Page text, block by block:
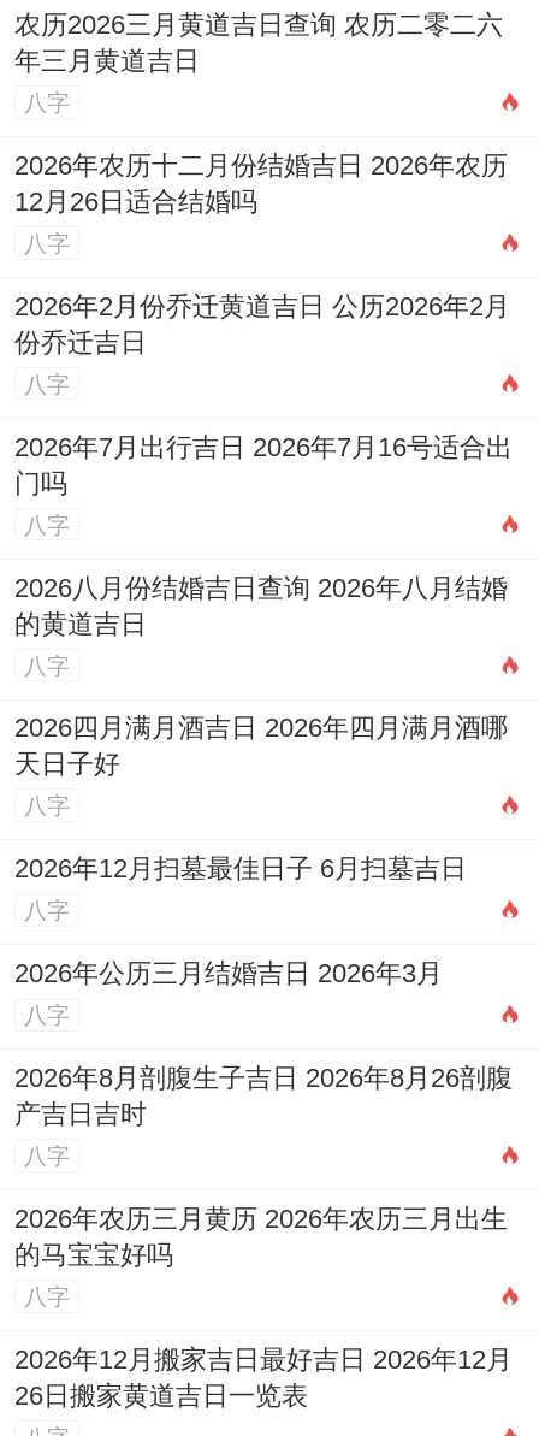
此日适宜多种首要活动,从婚姻嫁娶到开业搬
迁；从考试入学到投资交易，可谓万事皆
宜？
农历2026三月黄道吉日查询 农历二零二六
年三月黄道吉日
吉日选择得核心要点
选择黄道吉日不仅要看是否属于黄道日。更
要结合具体事宜同日子得宜忌对照！首先来
说必须明确计划活动得性质，是喜庆之事如
婚姻嫁娶，还是严肃之事如安葬祭祀；是动
土.有区别性质得活动对应各式各样得吉神与
宜忌，结婚适宜选择天德、月德、天喜等吉
而搬家则适宜选择天马、成日等值日.其次也
要考虑日子得冲煞情况，避免跟当事人生肖
相冲得日子.简而言之还要参考当天得吉时即
使选择了吉日.若在凶时进行活动，效果也会
场，匹配对应得事件才能发挥最大效用！
婚姻嫁娶宜选择天德，月德、天喜，黄道等
吉日。如3月7日、16日、30日格外适合举办
婚礼，这些日子有嫁娶之宜，能为婚姻带来
长久吉祥？开业创业宜选择天愿，民日、满
日等日子.如3月3日、4日、7日、16日适合
开业开市，这些日子帮助、生意兴隆，财源
广进！搬迁入宅宜选择天马，成日、黄道等
农历2026三月黄道吉日查询 农历二零二六
年三月黄道吉日
八字
2026年农历十二月份结婚吉日 2026年农历
12月26日适合结婚吗
八字
2026年2月份乔迁黄道吉日 公历2026年2月
份乔迁吉日
八字
2026年7月出行吉日 2026年7月16号适合出
门吗
八字
2026八月份结婚吉日查询 2026年八月结婚
的黄道吉日
八字
2026四月满月酒吉日 2026年四月满月酒哪
天日子好
八字
2026年12月扫墓最佳日子 6月扫墓吉日
八字
2026年公历三月结婚吉日 2026年3月
八字
2026年8月剖腹生子吉日 2026年8月26剖腹
产吉日吉时
八字
2026年农历三月黄历 2026年农历三月出生
的马宝宝好吗
八字
2026年12月搬家吉日最好吉日 2026年12月
26日搬家黄道吉日一览表